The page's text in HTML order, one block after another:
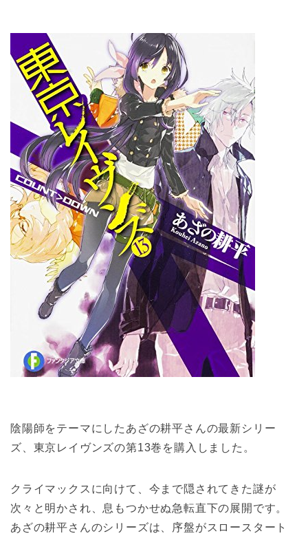
陰陽師をテーマにしたあざの耕平さんの最新シリー
ズ、東京レイヴンズの第13巻を購入しました。
クライマックスに向けて、今まで隠されてきた謎が
次々と明かされ、息もつかせぬ急転直下の展開です。
あざの耕平さんのシリーズは、序盤がスロースタート